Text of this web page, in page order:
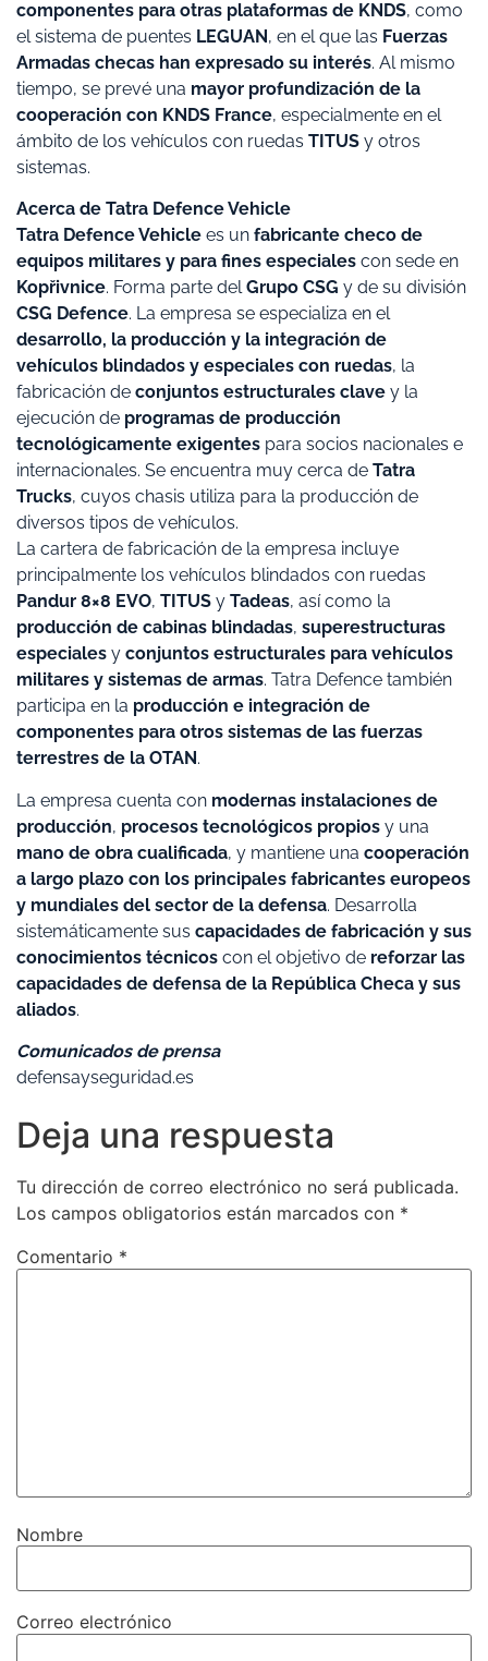
componentes para otras plataformas de KNDS, como
el sistema de puentes LEGUAN, en el que las Fuerzas
Armadas checas han expresado su interés. Al mismo
tiempo, se prevé una mayor profundización de la
cooperación con KNDS France, especialmente en el
ámbito de los vehículos con ruedas TITUS y otros
sistemas.
Acerca de Tatra Defence Vehicle
Tatra Defence Vehicle es un fabricante checo de
equipos militares y para fines especiales con sede en
Kopřivnice. Forma parte delGrupo CSG y de su división
CSG Defence. La empresa se especializa en el
desarrollo, la producción y la integración de
vehículos blindados y especiales con ruedas, la
fabricación de conjuntos estructurales clave y la
ejecución de programas de producción
tecnológicamente exigentes para socios nacionales e
internacionales. Se encuentra muy cerca de Tatra
Trucks, cuyos chasis utiliza para la producción de
diversos tipos de vehículos.
La cartera de fabricación de la empresa incluye
principalmente los vehículos blindados con ruedas
Pandur 8×8 EVO, TITUS y Tadeas, así como la
producción de cabinas blindadas, superestructuras
especiales y conjuntos estructurales para vehículos
militares y sistemas de armas. Tatra Defence también
participa en la producción e integración de
componentes para otros sistemas de las fuerzas
terrestres de la OTAN .
La empresa cuenta con modernas instalaciones de
producción, procesos tecnológicos propios y una
mano de obra cualificada, y mantiene una cooperación
a largo plazo con los principales fabricantes europeos
y mundiales del sector de la defensa. Desarrolla
sistemáticamente sus capacidades de fabricación y sus
conocimientos técnicos con el objetivo de reforzar las
capacidades de defensa de la República Checa y sus
aliados.
Comunicados de prensa
defensayseguridad.es
Deja una respuesta
Tu dirección de correo electrónico no será publicada.
Los campos obligatorios están marcados con *
Comentario *
Nombre
Correo electrónico